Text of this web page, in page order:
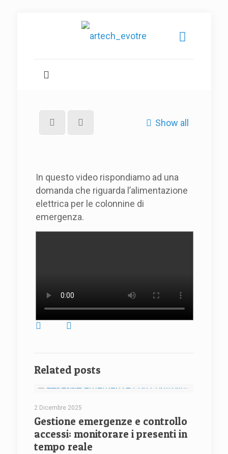
Show all
In questo video rispondiamo ad una
domanda che riguarda l’alimentazione
elettrica per le colonnine di
emergenza.
Related posts
2 Dicembre 2025
Gestione emergenze e controllo
accessi: monitorare i presenti in
tempo reale